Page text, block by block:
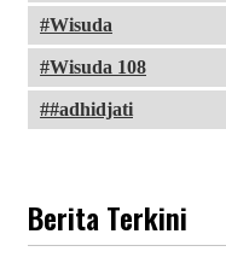
Wisuda
Wisuda 108
#adhidjati
Berita Terkini